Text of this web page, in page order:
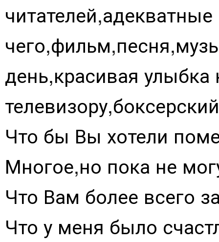
день,красивая
Что бы Вы хотели
Многое,но пока не
Что Вам более всего
Что у меня было